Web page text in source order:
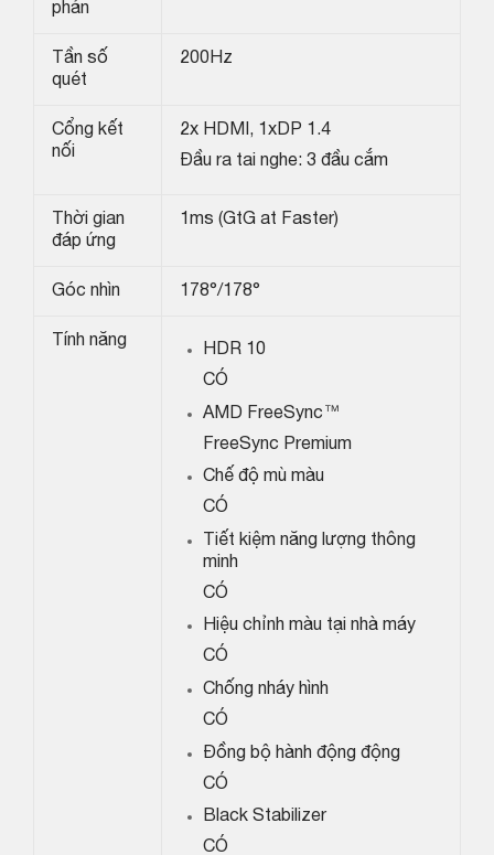
phản
Tần số
quét
200Hz
Cổng kết
nối
2x HDMI, 1xDP 1.4
Đầu ra tai nghe: 3 đầu cắm
Thời gian
đáp ứng
1ms (GtG at Faster)
Góc nhìn 178°/178°
Tính năng
HDR 10
CÓ
AMD FreeSync™
FreeSync Premium
Chế độ mù màu
CÓ
Tiết kiệm năng lượng thông
minh
CÓ
Hiệu chỉnh màu tại nhà máy
CÓ
Chống nháy hình
CÓ
Đồng bộ hành động động
CÓ
Black Stabilizer
CÓ